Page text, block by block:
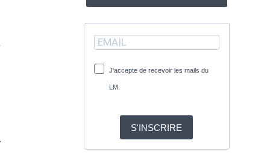
J'accepte de recevoir les mails du
LM.
S'INSCRIRE